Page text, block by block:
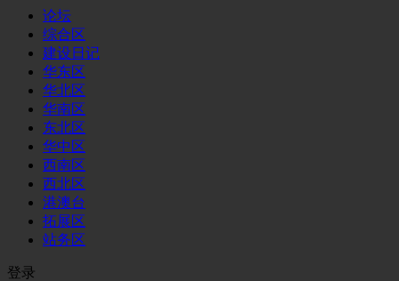
论坛
综合区
建设日记
华东区
华北区
华南区
东北区
华中区
西南区
西北区
港澳台
拓展区
站务区
登录